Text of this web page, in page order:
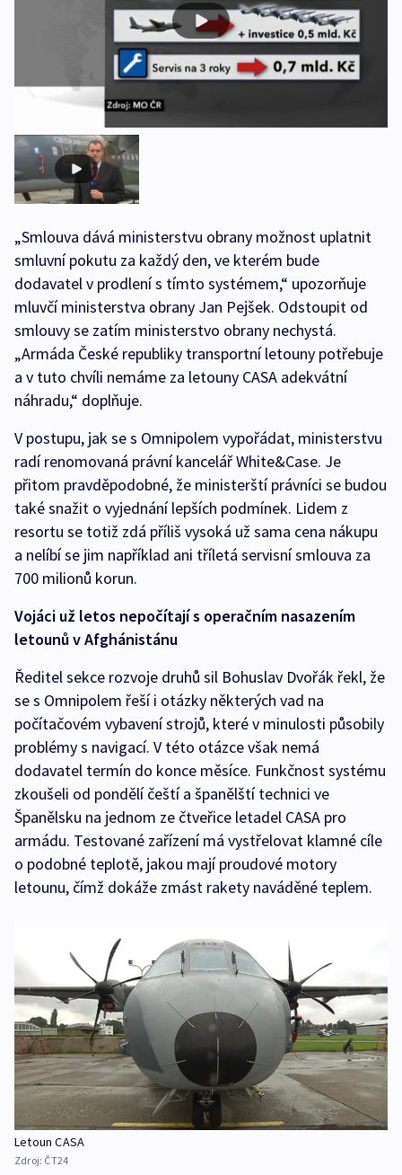
„Smlouva dává ministerstvu obrany možnost uplatnit
smluvní pokutu za každý den, ve kterém bude
dodavatel v prodlení s tímto systémem,“ upozorňuje
mluvčí ministerstva obrany Jan Pejšek. Odstoupit od
smlouvy se zatím ministerstvo obrany nechystá.
„Armáda České republiky transportní letouny potřebuje
a v tuto chvíli nemáme za letouny CASA adekvátní
náhradu,“ doplňuje.
V postupu, jak se s Omnipolem vypořádat, ministerstvu
radí renomovaná právní kancelář White&Case. Je
přitom pravděpodobné, že ministerští právníci se budou
také snažit o vyjednání lepších podmínek. Lidem z
resortu se totiž zdá příliš vysoká už sama cena nákupu
a nelíbí se jim například ani tříletá servisní smlouva za
700 milionů korun.
Vojáci už letos nepočítají s operačním nasazením
letounů v Afghánistánu
Ředitel sekce rozvoje druhů sil Bohuslav Dvořák řekl, že
se s Omnipolem řeší i otázky některých vad na
počítačovém vybavení strojů, které v minulosti působily
problémy s navigací. V této otázce však nemá
dodavatel termín do konce měsíce. Funkčnost systému
zkoušeli od pondělí čeští a španělští technici ve
Španělsku na jednom ze čtveřice letadel CASA pro
armádu. Testované zařízení má vystřelovat klamné cíle
o podobné teplotě, jakou mají proudové motory
letounu, čímž dokáže zmást rakety naváděné teplem.
Letoun CASA
Zdroj: ČT24